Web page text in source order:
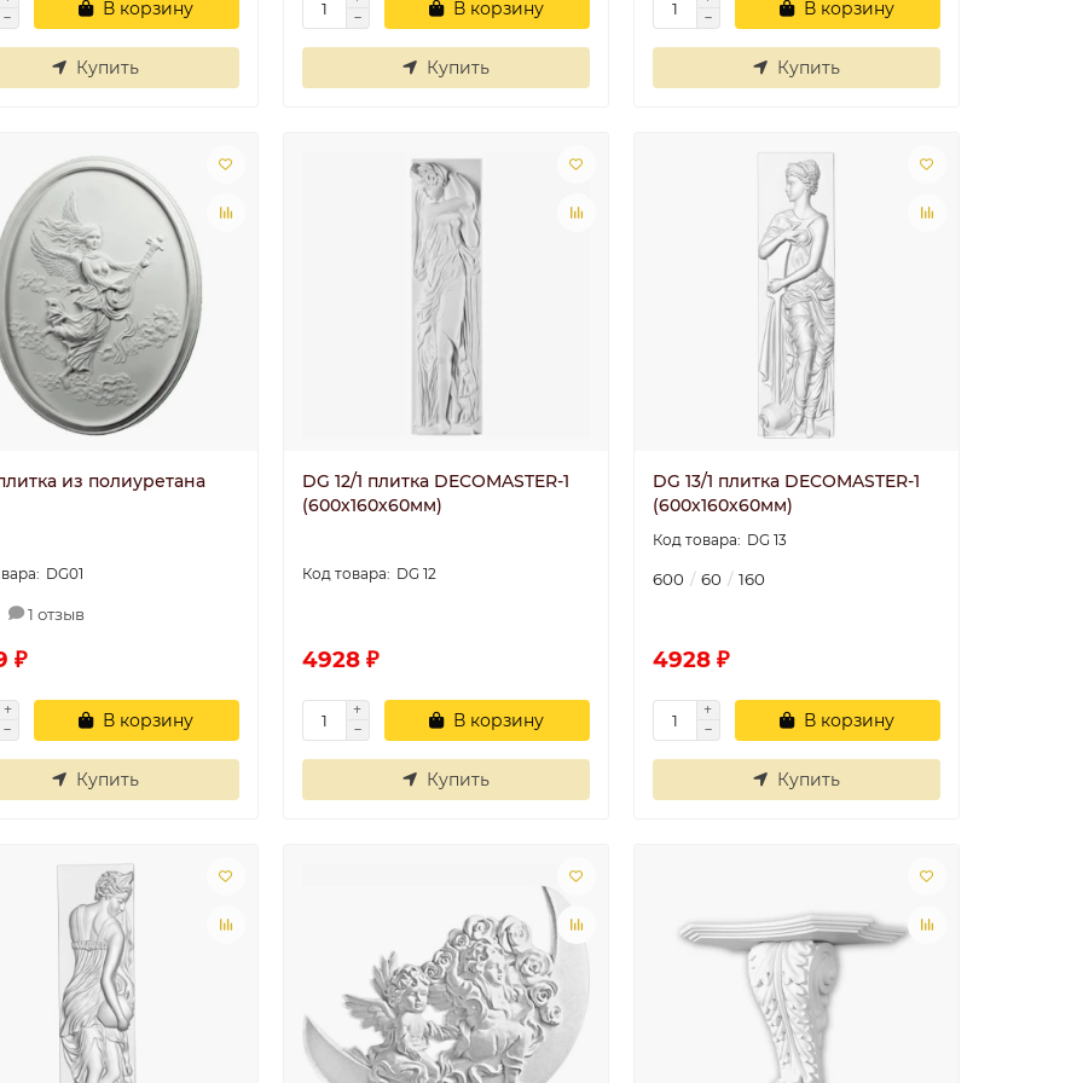
В корзину
Купить
В корзину
Купить
В корзину
Купить
из полиуретана
DG01
1 отзыв
₽
В корзину
Купить
DG 12/1 плитка DECOMASTER-1
(600х160х60мм)
DG 12
4928 ₽
В корзину
Купить
DG 13/1 плитка DECOMASTER-1
(600х160х60мм)
DG 13
600 60 160
4928 ₽
В корзину
Купить